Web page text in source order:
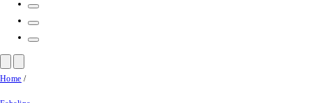
Home /